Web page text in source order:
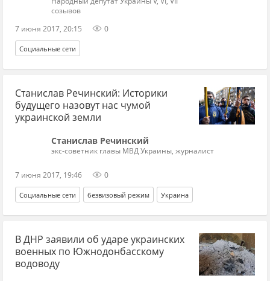
созывов
7 июня 2017, 20:15
0
Социальные сети
Станислав Речинский: Историки
будущего назовут нас чумой
украинской земли
Станислав Речинский
экс-советник главы МВД Украины, журналист
7 июня 2017, 19:46 0
Социальные сети безвизовый режим Украина
В ДНР заявили об ударе украинских
военных по Южнодонбасскому
водоводу